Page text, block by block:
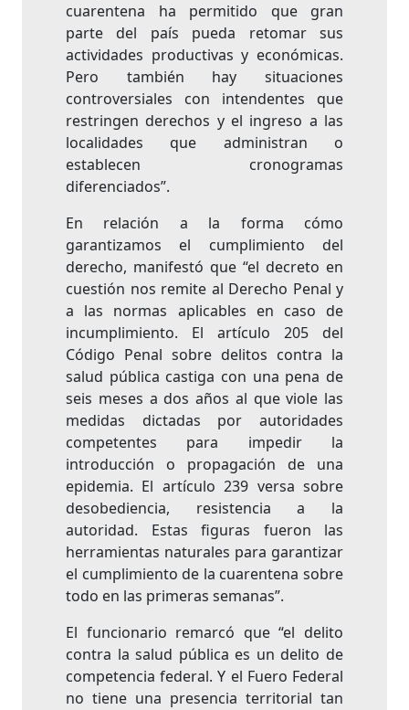
cuarentena ha permitido que gran
parte del país pueda retomar sus
actividades productivas y económicas.
Pero también hay situaciones
controversiales con intendentes que
restringen derechos y el ingreso a las
localidades que administran o
establecen cronogramas
diferenciados”.
En relación a la forma cómo
garantizamos el cumplimiento del
derecho, manifestó que “el decreto en
cuestión nos remite al Derecho Penal y
a las normas aplicables en caso de
incumplimiento. El artículo 205 del
Código Penal sobre delitos contra la
salud pública castiga con una pena de
seis meses a dos años al que viole las
medidas dictadas por autoridades
competentes para impedir la
introducción o propagación de una
epidemia. El artículo 239 versa sobre
desobediencia, resistencia a la
autoridad. Estas figuras fueron las
herramientas naturales para garantizar
el cumplimiento de la cuarentena sobre
todo en las primeras semanas”.
El funcionario remarcó que “el delito
contra la salud pública es un delito de
competencia federal. Y el Fuero Federal
no tiene una presencia territorial tan